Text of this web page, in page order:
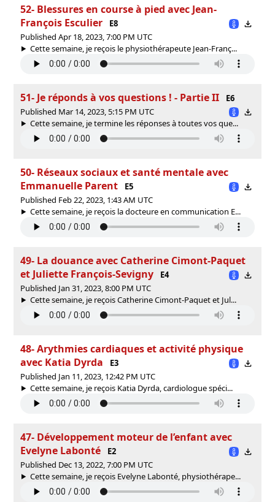
52- Blessures en course à pied avec Jean-
François Esculier
E8
Published Apr 18, 2023, 7:00 PM UTC
Cette semaine, je reçois le physiothérapeute Jean-Franç...
51- Je réponds à vos questions ! - Partie II
E6
Published Mar 14, 2023, 5:15 PM UTC
Cette semaine, je termine les réponses à toutes vos que...
50- Réseaux sociaux et santé mentale avec
Emmanuelle Parent
E5
Published Feb 22, 2023, 1:43 AM UTC
Cette semaine, je reçois la docteure en communication E...
49- La douance avec Catherine Cimont-Paquet
et Juliette François-Sevigny
E4
Published Jan 31, 2023, 8:00 PM UTC
Cette semaine, je reçois Catherine Cimont-Paquet et Jul...
48- Arythmies cardiaques et activité physique
avec Katia Dyrda
E3
Published Jan 11, 2023, 12:42 PM UTC
Cette semaine, je reçois Katia Dyrda, cardiologue spéci...
47- Développement moteur de l’enfant avec
Evelyne Labonté
E2
Published Dec 13, 2022, 7:00 PM UTC
Cette semaine, je reçois Evelyne Labonté, physiothérape...